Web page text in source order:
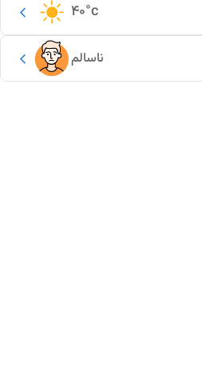
40°c
ناسالم